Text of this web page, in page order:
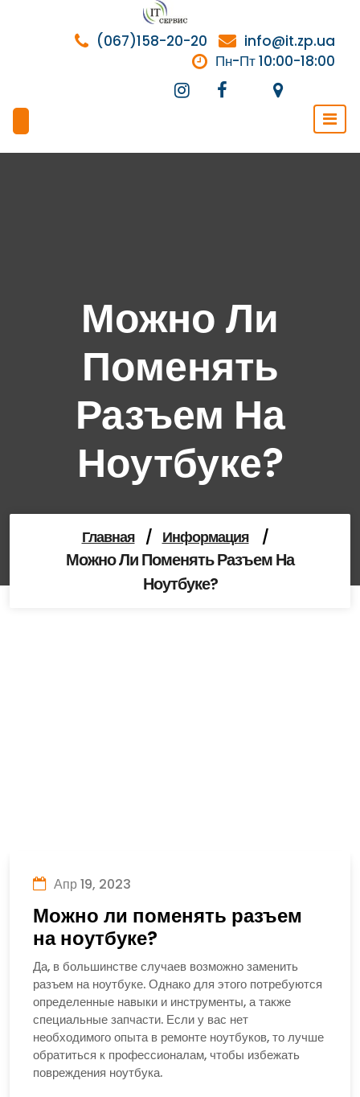
содержимому
info@it.zp.ua
(067)158-20-20
Пн-Пт 10:00-18:00
Можно Ли
Поменять
Разъем На
Ноутбуке?
Главная / Информация /
Можно Ли Поменять Разъем На
Ноутбуке?
Апр 19, 2023
Можно ли поменять разъем
на ноутбуке?
Да, в большинстве случаев возможно заменить
разъем на ноутбуке. Однако для этого потребуются
определенные навыки и инструменты, а также
специальные запчасти. Если у вас нет
необходимого опыта в ремонте ноутбуков, то лучше
обратиться к профессионалам, чтобы избежать
повреждения ноутбука.